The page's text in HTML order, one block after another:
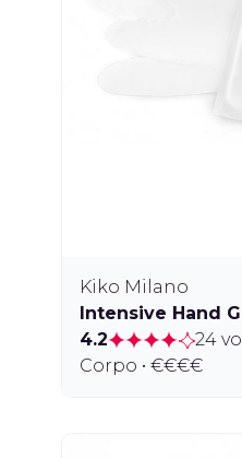
Kiko Milano
Intensive Hand
4.2
24
Corpo • €€€€